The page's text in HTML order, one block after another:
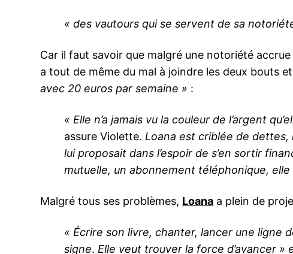
« des vautours qui se servent de sa
Car il faut savoir que malgré une notoriété
a tout de même du mal à joindre les deux bouts
avec 20 euros par semaine » :
« Elle n’a jamais vu la couleur de l’argent
assure Violette. Loana est criblée de dettes,
lui proposait dans l’espoir de s’en sortir
mutuelle, un abonnement téléphonique,
Malgré tous ses problèmes, Loana a plein de
« Écrire son livre, chanter, lancer une ligne
signe. Elle veut trouver la force d’avancer »